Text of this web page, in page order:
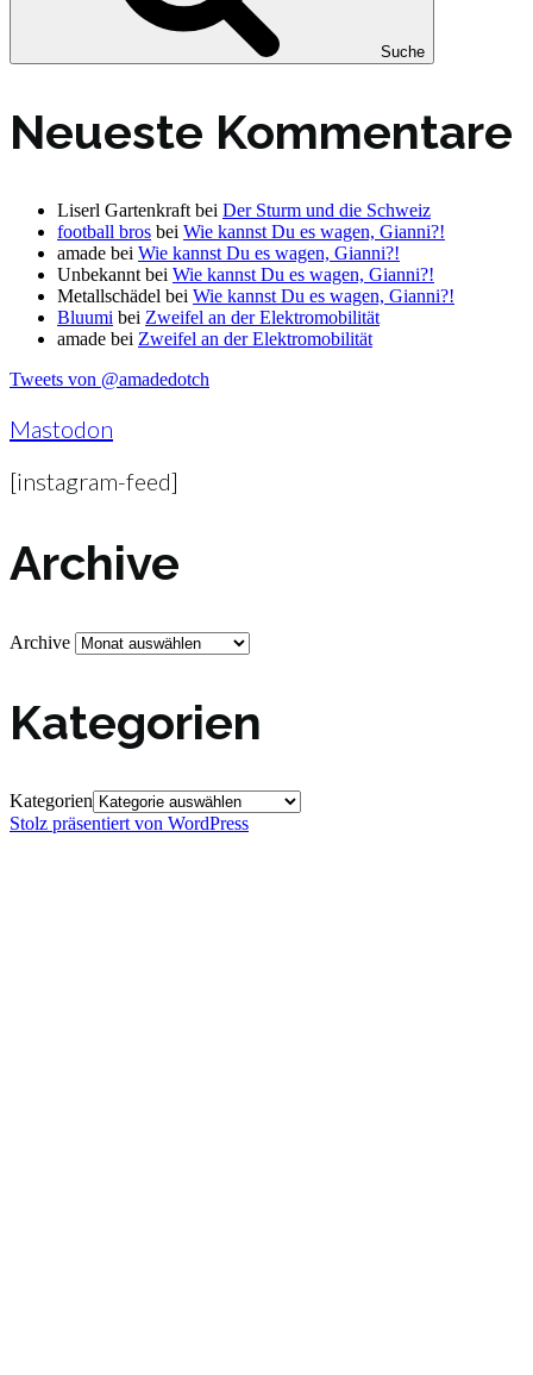
Suche
Neueste Kommentare
Liserl Gartenkraft bei Der Sturm und die Schweiz
football bros bei Wie kannst Du es wagen, Gianni?!
amade bei Wie kannst Du es wagen, Gianni?!
Unbekannt bei Wie kannst Du es wagen, Gianni?!
Metallschädel bei Wie kannst Du es wagen, Gianni?!
Bluumi bei Zweifel an der Elektromobilität
amade bei Zweifel an der Elektromobilität
Tweets von @amadedotch
Mastodon
[instagram-feed]
Archive
Archive
Kategorien
Kategorien
Stolz präsentiert von WordPress